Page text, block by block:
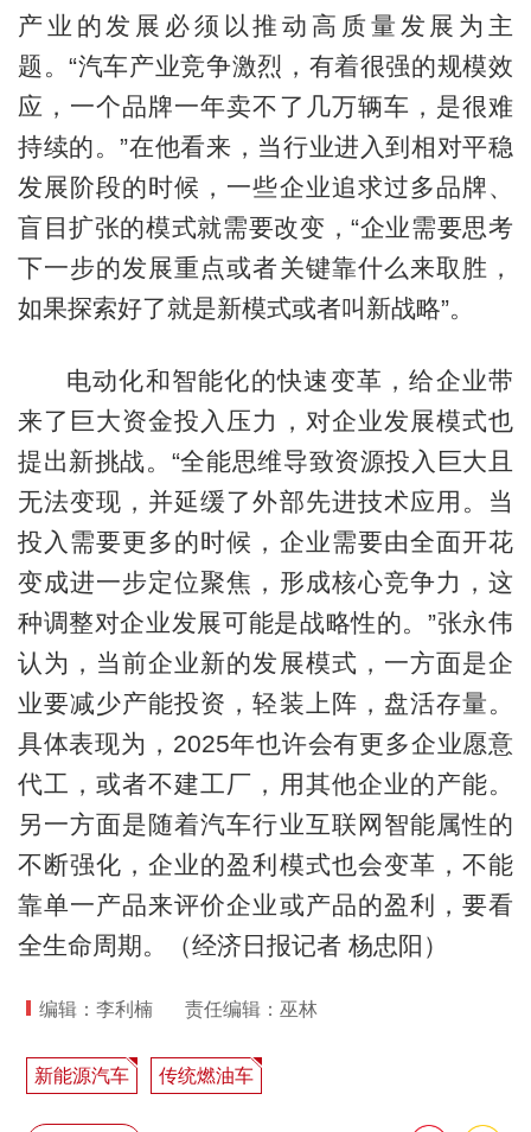
产业的发展必须以推动高质量发展为主
题。“汽车产业竞争激烈，有着很强的规模效
应，一个品牌一年卖不了几万辆车，是很难
持续的。”在他看来，当行业进入到相对平稳
发展阶段的时候，一些企业追求过多品牌、
盲目扩张的模式就需要改变，“企业需要思考
下一步的发展重点或者关键靠什么来取胜，
如果探索好了就是新模式或者叫新战略”。
电动化和智能化的快速变革，给企业带
来了巨大资金投入压力，对企业发展模式也
提出新挑战。“全能思维导致资源投入巨大且
无法变现，并延缓了外部先进技术应用。当
投入需要更多的时候，企业需要由全面开花
变成进一步定位聚焦，形成核心竞争力，这
种调整对企业发展可能是战略性的。”张永伟
认为，当前企业新的发展模式，一方面是企
业要减少产能投资，轻装上阵，盘活存量。
具体表现为，2025年也许会有更多企业愿意
代工，或者不建工厂，用其他企业的产能。
另一方面是随着汽车行业互联网智能属性的
不断强化，企业的盈利模式也会变革，不能
靠单一产品来评价企业或产品的盈利，要看
全生命周期。（经济日报记者 杨忠阳）
编辑：李利楠 责任编辑：巫林
新能源汽车 传统燃油车